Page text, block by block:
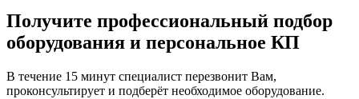
Получите профессиональный подбор
оборудования и персональное КП
В течение 15 минут специалист перезвонит Вам,
проконсультирует и подберёт необходимое оборудование.